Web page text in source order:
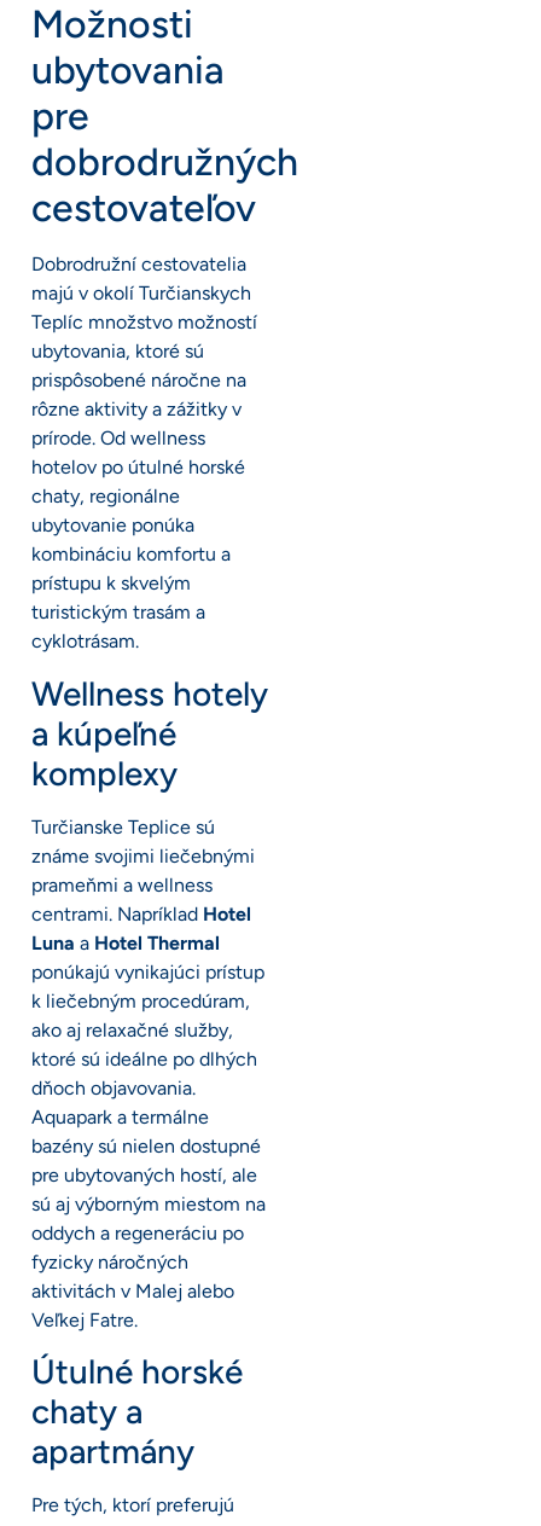
Možnosti
ubytovania
pre
dobrodružných
cestovateľov
Dobrodružní cestovatelia
majú v okolí Turčianskych
Teplíc množstvo možností
ubytovania, ktoré sú
prispôsobené náročne na
rôzne aktivity a zážitky v
prírode. Od wellness
hotelov po útulné horské
chaty, regionálne
ubytovanie ponúka
kombináciu komfortu a
prístupu k skvelým
turistickým trasám a
cyklotrásam.
Wellness hotely
a kúpeľné
komplexy
Turčianske Teplice sú
známe svojimi liečebnými
prameňmi a wellness
centrami. Napríklad Hotel
Luna a Hotel Thermal
ponúkajú vynikajúci prístup
k liečebným procedúram,
ako aj relaxačné služby,
ktoré sú ideálne po dlhých
dňoch objavovania.
Aquapark a termálne
bazény sú nielen dostupné
pre ubytovaných hostí, ale
sú aj výborným miestom na
oddych a regeneráciu po
fyzicky náročných
aktivitách v Malej alebo
Veľkej Fatre.
Útulné horské
chaty a
apartmány
Pre tých, ktorí preferujú